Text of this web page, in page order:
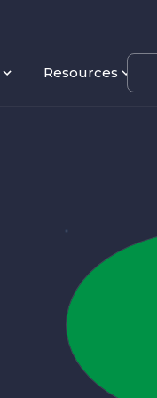
Resources